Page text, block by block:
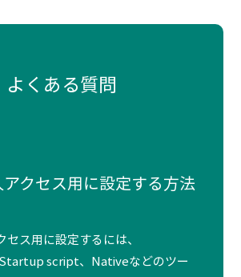
よくある質問
クセス用に設定する方法
セス用に設定するには、
script、Nativeなどのツー